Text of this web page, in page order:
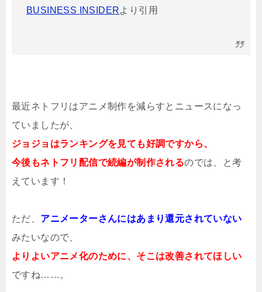
BUSINESS INSIDERより引用
最近ネトフリはアニメ制作を減らすとニュースになっ
ていましたが、
ジョジョはランキングを見ても好調ですから、
今後もネトフリ配信で続編が制作されるのでは、と考
えています！
ただ、 アニメーターさんにはあまり還元されていない
みたいなので、
よりよいアニメ化のために、そこは改善されてほしい
ですね……。